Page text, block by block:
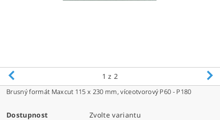
1 z 2
Brusný formát Maxcut 115 x 230 mm, víceotvorový P60 - P180
Dostupnost Zvolte variantu